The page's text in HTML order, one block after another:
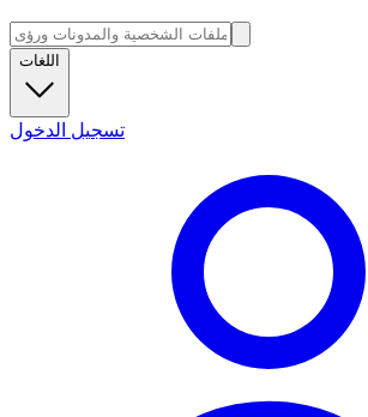
اللغات
تسجيل الدخول